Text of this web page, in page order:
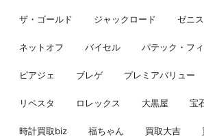
ザ・ゴールド ジャックロード ゼニス
ネットオフ バイセル パテック・フ
ピアジェ ブレゲ プレミアバリュー
リペスタ ロレックス 大黒屋 宝
時計買取biz 福ちゃん 買取大吉